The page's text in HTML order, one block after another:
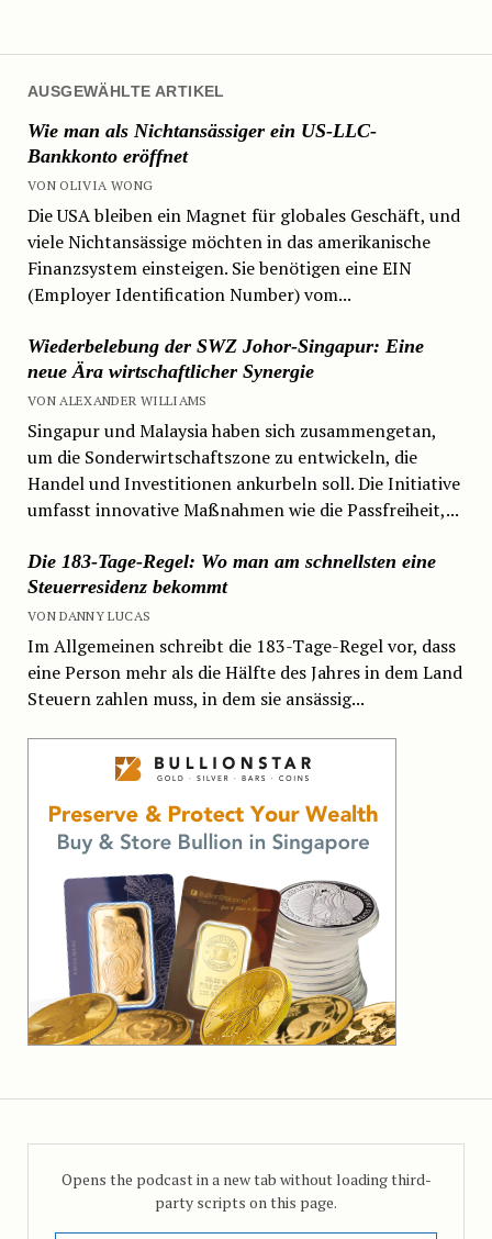
AUSGEWÄHLTE ARTIKEL
Wie man als Nichtansässiger ein US-LLC-
Bankkonto eröffnet
VON OLIVIA WONG
Die USA bleiben ein Magnet für globales Geschäft, und
viele Nichtansässige möchten in das amerikanische
Finanzsystem einsteigen. Sie benötigen eine EIN
(Employer Identification Number) vom...
Wiederbelebung der SWZ Johor-Singapur: Eine
neue Ära wirtschaftlicher Synergie
VON ALEXANDER WILLIAMS
Singapur und Malaysia haben sich zusammengetan,
um die Sonderwirtschaftszone zu entwickeln, die
Handel und Investitionen ankurbeln soll. Die Initiative
umfasst innovative Maßnahmen wie die Passfreiheit,...
Die 183-Tage-Regel: Wo man am schnellsten eine
Steuerresidenz bekommt
VON DANNY LUCAS
Im Allgemeinen schreibt die 183-Tage-Regel vor, dass
eine Person mehr als die Hälfte des Jahres in dem Land
Steuern zahlen muss, in dem sie ansässig...
Opens the podcast in a new tab without loading third-
party scripts on this page.